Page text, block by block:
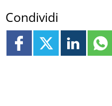
Condividi